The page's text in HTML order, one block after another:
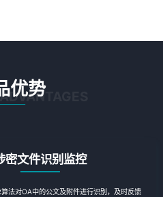
优势
密文件识别监控
法对OA中的公文及附件进行识别，及时反馈